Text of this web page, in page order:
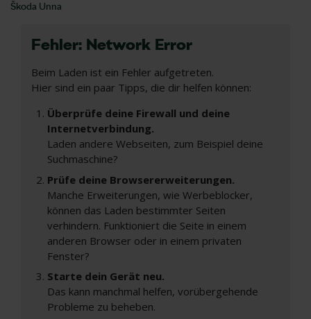
Škoda Unna
Fehler: Network Error
Beim Laden ist ein Fehler aufgetreten.
Hier sind ein paar Tipps, die dir helfen können:
Überprüfe deine Firewall und deine
Internetverbindung.
Laden andere Webseiten, zum Beispiel deine
Suchmaschine?
Prüfe deine Browsererweiterungen.
Manche Erweiterungen, wie Werbeblocker,
können das Laden bestimmter Seiten
verhindern. Funktioniert die Seite in einem
anderen Browser oder in einem privaten
Fenster?
Starte dein Gerät neu.
Das kann manchmal helfen, vorübergehende
Probleme zu beheben.